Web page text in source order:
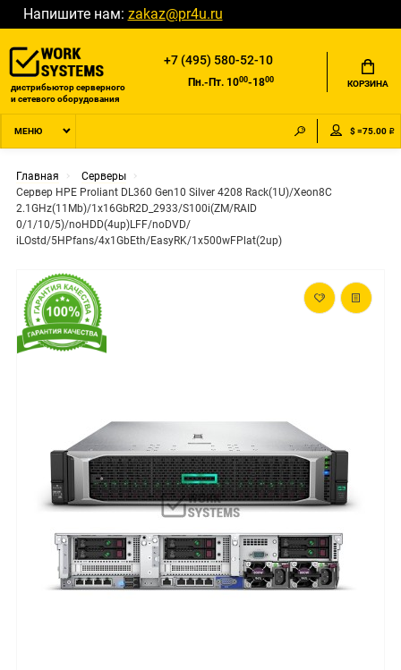
Напишите нам: zakaz@pr4u.ru
дистрибьютор серверного
и сетевого оборудования
+7 (495) 580-52-10
Пн.-Пт. 1000-1800 КОРЗИНА
МЕНЮ $ =75.00 ₽
Главная
Серверы
Сервер HPE Proliant DL360 Gen10 Silver 4208 Rack(1U)/Xeon8C
2.1GHz(11Mb)/1x16GbR2D_2933/S100i(ZM/RAID
0/1/10/5)/noHDD(4up)LFF/noDVD/
iLOstd/5HPfans/4x1GbEth/EasyRK/1x500wFPlat(2up)